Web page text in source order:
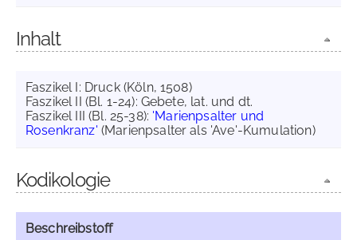
Inhalt
Faszikel I: Druck (Köln, 1508)
Faszikel II (Bl. 1-24): Gebete, lat. und dt.
Faszikel III (Bl. 25-38): 'Marienpsalter und
Rosenkranz' (Marienpsalter als 'Ave'-Kumulation)
Kodikologie
Beschreibstoff